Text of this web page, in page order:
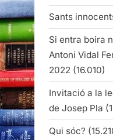
Sants
Si entra boira
Antoni Vidal
2022 (16.010)
Invitació a la
de Josep Pla
Qui sóc?